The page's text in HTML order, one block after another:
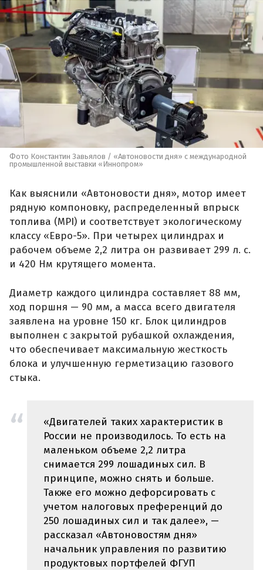
Фото Константин Завьялов / «Автоновости дня» с международной
промышленной выставки «Иннопром»
Как выяснили «Автоновости дня», мотор имеет
рядную компоновку, распределенный впрыск
топлива (MPI) и соответствует экологическому
классу «Евро-5». При четырех цилиндрах и
рабочем объеме 2,2 литра он развивает 299 л. с.
и 420 Нм крутящего момента.
Диаметр каждого цилиндра составляет 88 мм,
ход поршня — 90 мм, а масса всего двигателя
заявлена на уровне 150 кг. Блок цилиндров
выполнен с закрытой рубашкой охлаждения,
что обеспечивает максимальную жесткость
блока и улучшенную герметизацию газового
стыка.
«Двигателей таких характеристик в
России не производилось. То есть на
маленьком объеме 2,2 литра
снимается 299 лошадиных сил. В
принципе, можно снять и больше.
Также его можно дефорсировать с
учетом налоговых преференций до
250 лошадиных сил и так далее», —
рассказал «Автоновостям дня»
начальник управления по развитию
продуктовых портфелей ФГУП